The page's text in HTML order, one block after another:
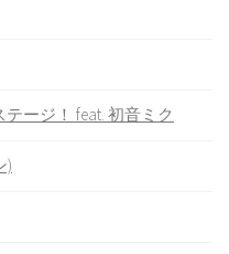
ージ！ feat. 初音ミク
)